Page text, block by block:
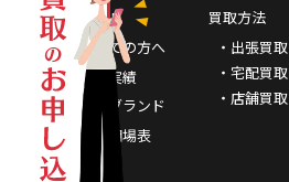
HOME
初めての方へ
買取実績
取扱ブランド
買取相場表
FAQ
買取方法
・出張買取
・宅配買取
・店舗買取